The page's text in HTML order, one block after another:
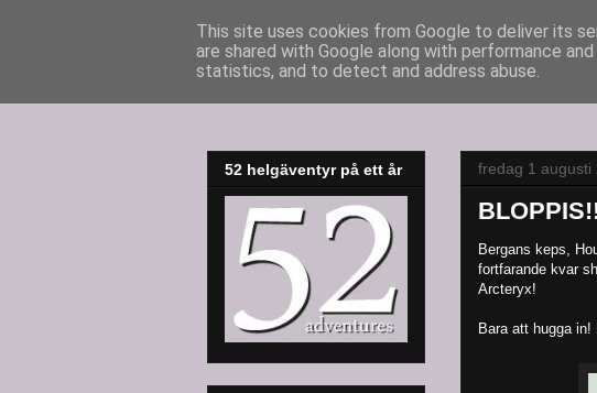
52adventures
fredag 1 augusti
Bergans keps,
fortfarande kvar
Arcteryx!
Bara att hugga
52 helgäventyr på ett år
This site uses cookies from Google to deliver its
are shared with Google along with performance
statistics, and to detect and address abuse.